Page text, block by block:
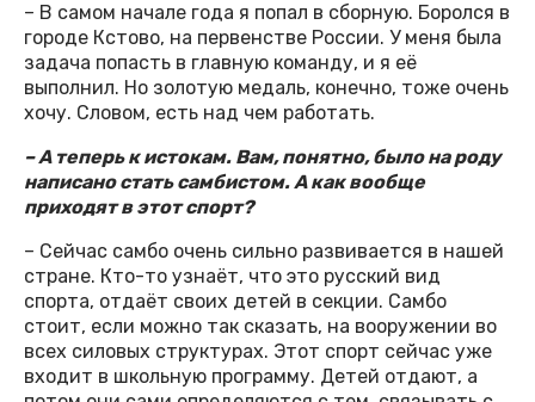
– В самом начале года я попал в сборную. Боролся в
городе Кстово, на первенстве России. У меня была
задача попасть в главную команду, и я её
выполнил. Но золотую медаль, конечно, тоже очень
хочу. Словом, есть над чем работать.
– А теперь к истокам. Вам, понятно, было на роду
написано стать самбистом. А как вообще
приходят в этот спорт?
– Сейчас самбо очень сильно развивается в нашей
стране. Кто-то узнаёт, что это русский вид
спорта, отдаёт своих детей в секции. Самбо
стоит, если можно так сказать, на вооружении во
всех силовых структурах. Этот спорт сейчас уже
входит в школьную программу. Детей отдают, а